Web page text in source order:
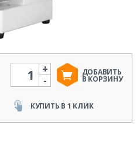
Количество
-
+ ДОБАВИТЬ
В КОРЗИНУ
КУПИТЬ В 1 КЛИК